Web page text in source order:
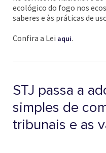
ecológico do fogo nos
saberes e às práticas de
Confira a Lei aqui.
STJ passa a
simples de
tribunais e as